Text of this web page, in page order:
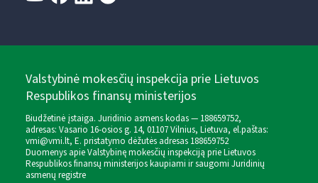
Valstybinė mokesčių inspekcija prie Lietuvos
Respublikos finansų ministerijos
Biudžetinė įstaiga. Juridinio asmens kodas — 188659752,
adresas: Vasario 16-osios g. 14, 01107 Vilnius, Lietuva, el.paštas:
vmi@vmi.lt, E. pristatymo dėžutės adresas 188659752
Duomenys apie Valstybinę mokesčių inspekciją prie Lietuvos
Respublikos finansų ministerijos kaupiami ir saugomi Juridinių
asmenų registre